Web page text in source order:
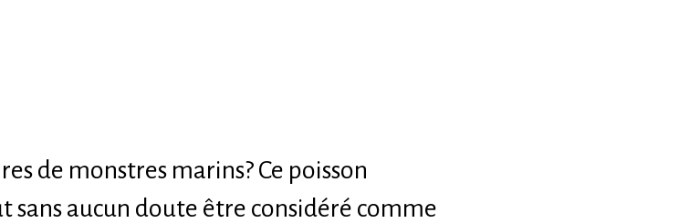
de monstres marins? Ce poisson
sans aucun doute être considéré comme